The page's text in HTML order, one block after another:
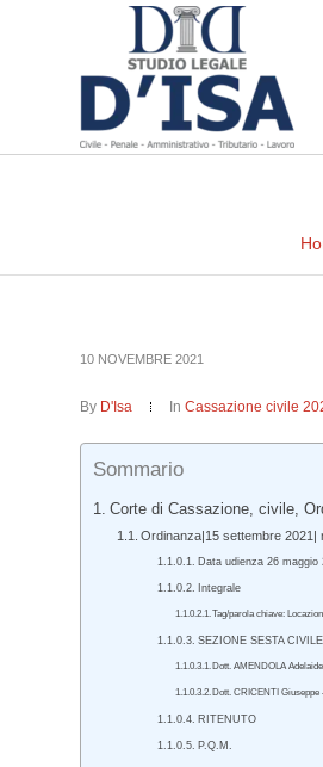
10 NOVEMBRE 2021
By D'Isa InCassazione civile
Sommario
Corte di Cassazione, civile,
Ordinanza|15 settembre 2021|
Data udienza 26 maggio
Integrale
Tag/parola chiave:
SEZIONE SESTA CIVILE
Dott. AMENDOLA
Dott. CRICENTI Giuseppe
RITENUTO
P.Q.M.